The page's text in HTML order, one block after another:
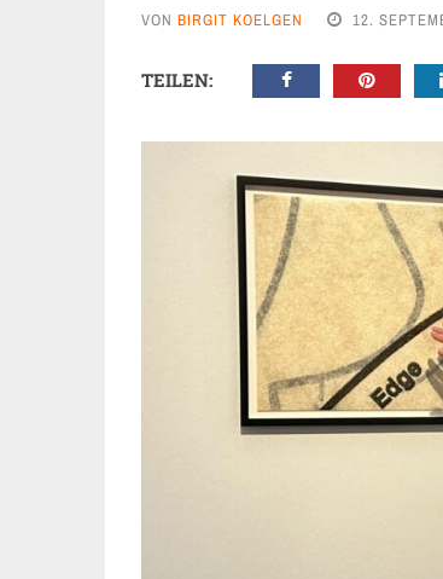
VON BIRGIT KOELGEN 12.
TEILEN: